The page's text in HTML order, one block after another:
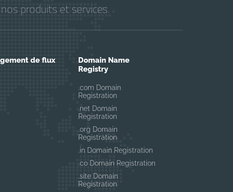
produits et services.
de flux
Domain Name
Registry
.com Domain
Registration
.net Domain
Registration
.org Domain
Registration
.in Domain Registration
.co Domain Registration
.site Domain
Registration